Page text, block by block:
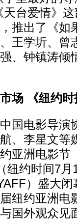
台爱情》
推出了《如
王学圻、曾
、钟镇涛倾
场 《纽约
电影导演
、李星文等
亚洲电影节
纽约时间7月
）盛大
纽约亚洲电
国外观众见